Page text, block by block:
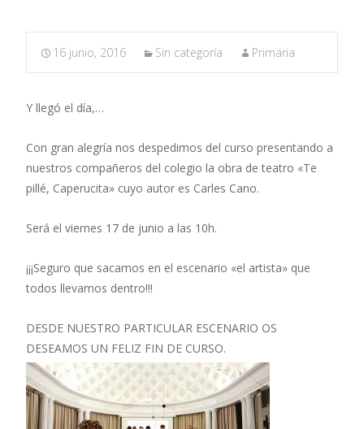
16 junio, 2016 Sin categoría Primaria
Y llegó el día,…
Con gran alegría nos despedimos del curso presentando a
nuestros compañeros del colegio la obra de teatro «Te
pillé, Caperucita» cuyo autor es Carles Cano.
Será el viernes 17 de junio a las 10h.
¡¡¡Seguro que sacamos en el escenario «el artista» que
todos llevamos dentro!!!
DESDE NUESTRO PARTICULAR ESCENARIO OS
DESEAMOS UN FELIZ FIN DE CURSO.